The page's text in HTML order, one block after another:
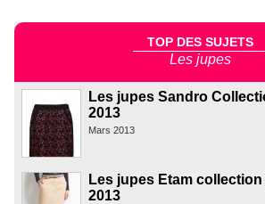
TOP DES SUJETS
Les jupes
Les jupes Sandro
2013
Mars 2013
Les jupes Etam
2013